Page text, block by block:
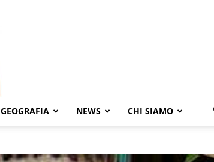
GEOGRAFIA NEWS CHI SIAMO